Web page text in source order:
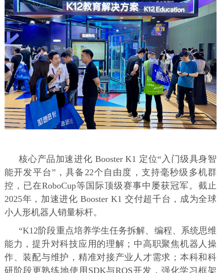
核心产品加速进化 Booster K1 定位“入门级具身智
能开发平台”，具备22个自由度，支持毫秒级多机群
控，已在RoboCup等国际顶级赛事中屡获冠军。截止
2025年，加速进化 Booster K1 交付超千台，成为全球
小人形机器人销量标杆。
“K12阶段重点培养学生任务拆解、编程、系统思维
能力，提升对科技应用的理解；中高职聚焦机器人操
作、装配与维护，精准对接产业人才需求；本科和科
研阶段更熟练地使用SDK与ROS开发，强化学习框架